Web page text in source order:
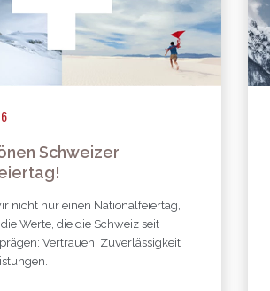
Schweizer
nicht nur einen Nationalfeiertag,
Werte, die die Schweiz seit
Vertrauen, Zuverlässigkeit